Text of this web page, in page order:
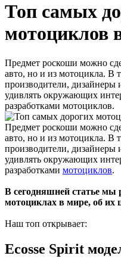
Топ самых
мотоциклов
Предмет роскоши можно
авто, но и из мотоцикла. В
производители, дизайнеры
удивлять окружающих
разработками мотоциклов.
Предмет роскоши можно
авто, но и из мотоцикла. В
производители, дизайнеры
удивлять окружающих
разработками мотоциклов.
В сегодняшней статье мы
мотоциклах в мире, об их
Наш топ открывает:
Ecosse Spirit